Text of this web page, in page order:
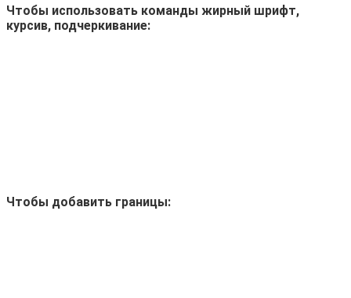
Чтобы использовать команды жирный шрифт,
курсив, подчеркивание:
Чтобы добавить границы: